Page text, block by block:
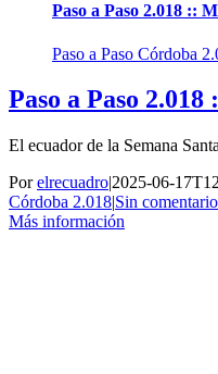
Paso a Paso 2.018 ::
Paso a Paso Córdoba
Paso a Paso
El ecuador de la Semana
Porelrecuadro|2025-06-
Córdoba 2.018|Sin
Más información